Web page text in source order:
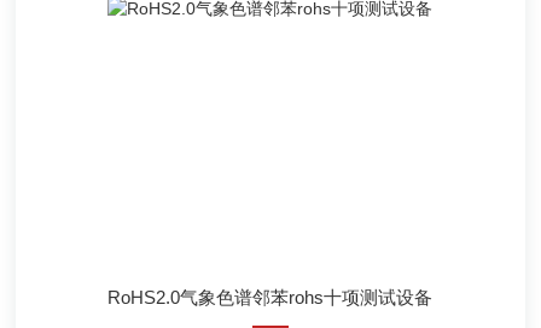
RoHS2.0气象色谱邻苯rohs十项测试设备